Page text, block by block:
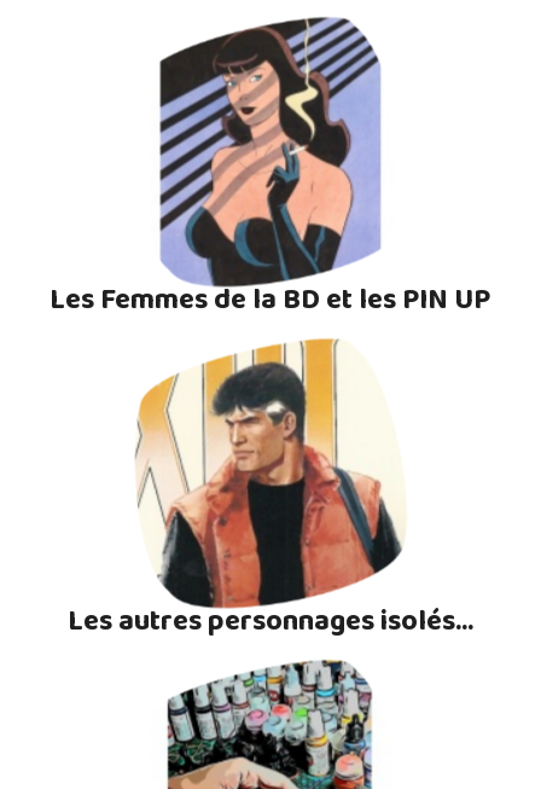
Les Femmes de la BD et les PIN UP
Les autres personnages isolés...